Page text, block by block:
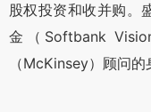
股权投资和收并购。
金（Softbank
（McKinsey）顾问的